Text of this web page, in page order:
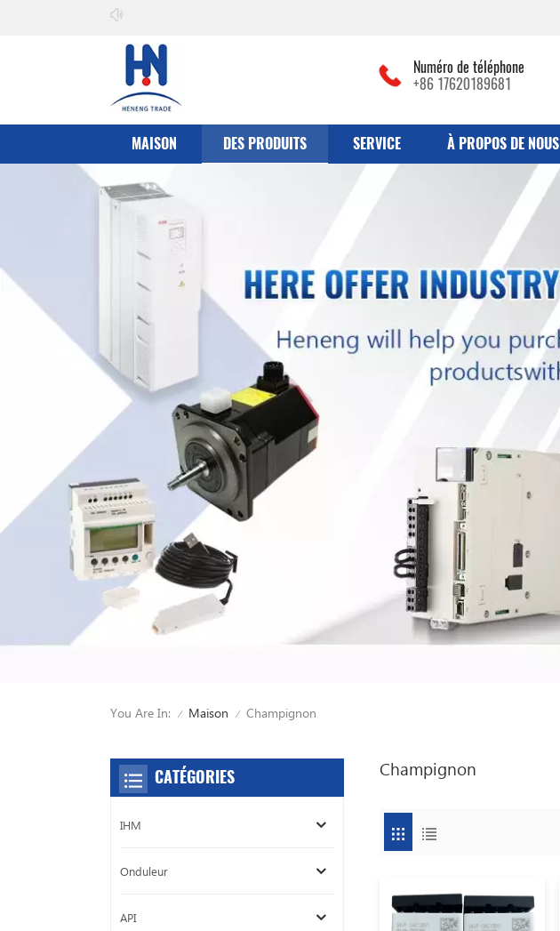
Numéro de téléphone
+86 17620189681
MAISON DES PRODUITS SERVICE À PROPOS DE NOUS
You Are In: / Maison / Champignon
Champignon
CATÉGORIES
IHM
Onduleur
API